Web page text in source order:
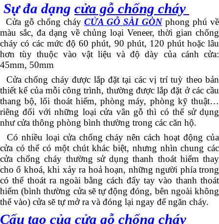
Sự đa dạng cửa gỗ chống cháy
Cửa gỗ chống cháy CỬA GỖ SÀI GÒNphong phú về
màu sắc, đa dạng về chủng loại Veneer, thời gian chống
cháy có các mức độ 60 phút, 90 phút, 120 phút hoặc lâu
hơn tùy thuộc vào vật liệu và độ dày của cánh cửa:
45mm, 50mm
Cửa chống cháy được lắp đặt tại các vị trí tuỳ theo bản
thiết kế của mỗi công trình, thường được lắp đặt ở các cầu
thang bộ, lối thoát hiểm, phòng máy, phòng kỹ thuật…
riêng đối với những loại cửa vân gỗ thì có thể sử dụng
như cửa thông phòng bình thường trong các căn hộ.
Có nhiều loại cửa chống cháy nên cách hoạt động của
cửa có thể có một chút khác biệt, nhưng nhìn chung các
cửa chống cháy thường sử dụng thanh thoát hiểm thay
cho ổ khoá, khi xảy ra hoả hoạn, những người phía trong
có thể thoát ra ngoài bằng cách đẩy tay vào thanh thoát
hiểm (bình thường cửa sẽ tự động đóng, bên ngoài không
thể vào) cửa sẽ tự mở ra và đóng lại ngay để ngăn cháy.
Cấu tạo của cửa gỗ chống cháy